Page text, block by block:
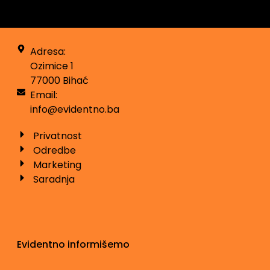
Adresa:
Ozimice 1
77000 Bihać
Email:
info@evidentno.ba
Privatnost
Odredbe
Marketing
Saradnja
Evidentno informišemo